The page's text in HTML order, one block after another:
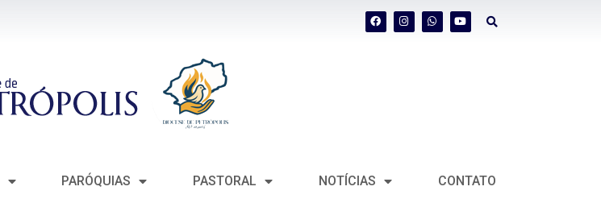
PARÓQUIAS PASTORAL NOTÍCIAS CONTATO